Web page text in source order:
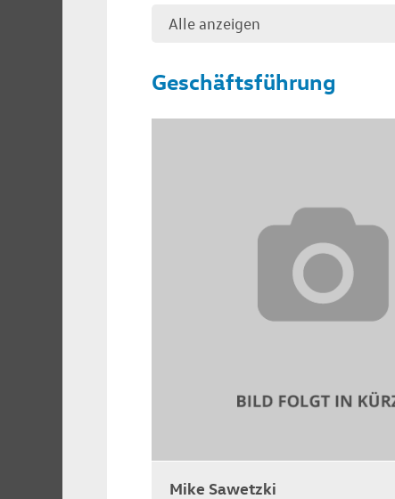
Geschäftsführung
Mike Sawetzki